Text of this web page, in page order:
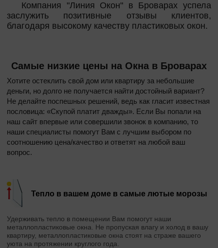
Компания "Линия Окон" в Броварах успела
заслужить позитивные отзывы клиентов,
благодаря высокому качеству пластиковых окон.
Самые низкие цены на Окна в Броварах
Хотите остеклить свой дом или квартиру за небольшие
деньги, но долго не получается найти достойный вариант?
Не делайте поспешных решений, ведь как гласит известная
пословица: «Скупой платит дважды». Если Вы попали на
наш сайт впервые или совершили звонок в компанию, то
наши специалисты помогут Вам с лучшим выбором по
соотношению цена/качество и ответят на любой ваш
вопрос.
Тепло в вашем доме в самые лютые морозы
Удерживать тепло в помещении Вам помогут наши
металлопластиковые окна. Не пропуская влагу и холод в вашу
квартиру, металлопластиковые окна стоят на страже вашего
уюта на протяжении круглого года.